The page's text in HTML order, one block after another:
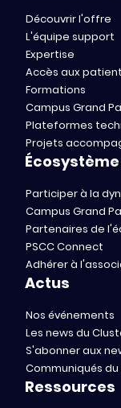
Découvrir l'offre
L'équipe support
Expertise
Accès aux
Formations
Campus Grand
Plateformes
Projets
Écosystème
Participer à la
Campus Grand
Partenaires de
PSCC Connect
Adhérer à
Actus
Nos événements
Les news du
S'abonner aux
Communiqués du
Ressources